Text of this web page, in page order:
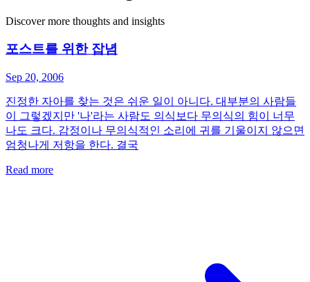
Discover more thoughts and insights
포스트를 위한 잡념
Sep 20, 2006
진정한 자아를 찾는 것은 쉬운 일이 아니다. 대부분의 사람들
이 그렇겠지만 '나'라는 사람도 의식보다 무의식의 힘이 너무
나도 크다. 감정이나 무의식적인 소리에 귀를 기울이지 않으면
엄청나게 저항을 한다. 결국
Read more